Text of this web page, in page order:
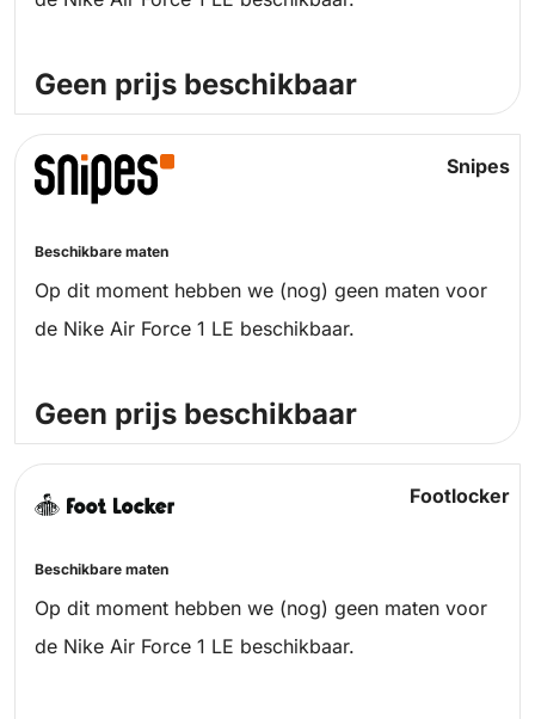
Geen prijs beschikbaar
Snipes
Beschikbare maten
Op dit moment hebben we (nog) geen maten voor
de Nike Air Force 1 LE beschikbaar.
Geen prijs beschikbaar
Footlocker
Beschikbare maten
Op dit moment hebben we (nog) geen maten voor
de Nike Air Force 1 LE beschikbaar.